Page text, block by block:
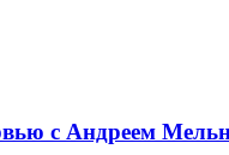
с Андреем